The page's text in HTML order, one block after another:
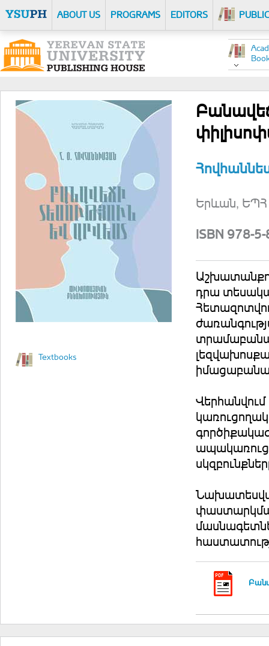
ABOUT US PROGRAMS EDITORS
Textbooks
Երևան, ԵՊՀ
ISBN 978-
դրա